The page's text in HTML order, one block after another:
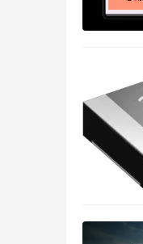
亮点展区
CITE
电子元